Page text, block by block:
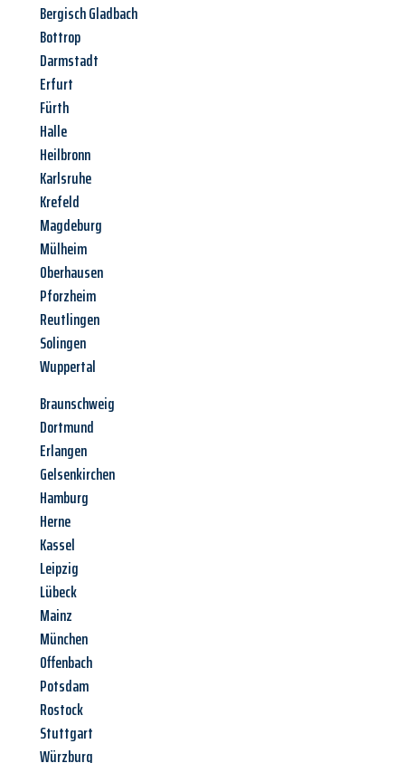
Bergisch Gladbach
Bottrop
Darmstadt
Erfurt
Fürth
Halle
Heilbronn
Karlsruhe
Krefeld
Magdeburg
Mülheim
Oberhausen
Pforzheim
Reutlingen
Solingen
Wuppertal
Braunschweig
Dortmund
Erlangen
Gelsenkirchen
Hamburg
Herne
Kassel
Leipzig
Lübeck
Mainz
München
Offenbach
Potsdam
Rostock
Stuttgart
Würzburg